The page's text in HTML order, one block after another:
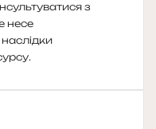
з
несе